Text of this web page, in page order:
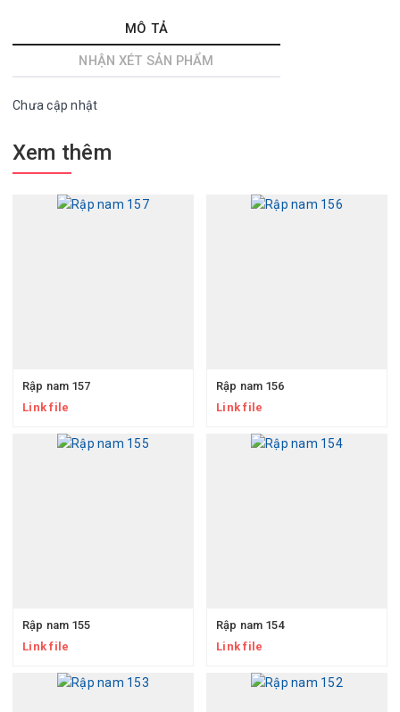
MÔ TẢ
NHẬN XÉT SẢN PHẨM
Chưa cập nhật
Xem thêm
Rập nam 157
Link file
Rập nam 156
Link file
Rập nam 155
Link file
Rập nam 154
Link file